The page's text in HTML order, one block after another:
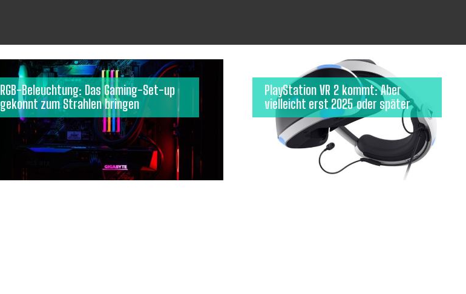
RGB-Beleuchtung: Das Gaming-Set-up
gekonnt zum Strahlen bringen
PlayStation VR 2 kommt: Aber
vielleicht erst 2025 oder später